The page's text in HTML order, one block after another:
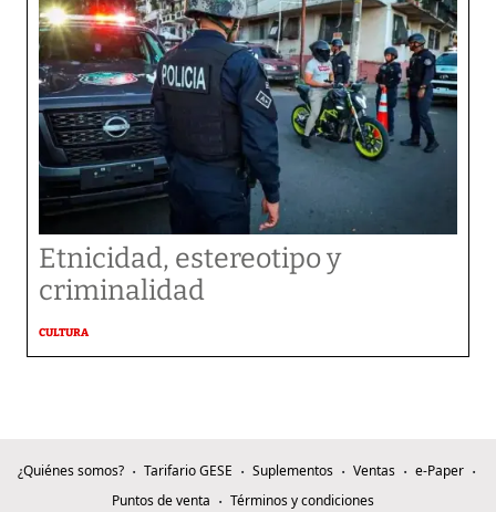
Etnicidad, estereotipo y
criminalidad
CULTURA
¿Quiénes somos? Tarifario GESE Suplementos Ventas
e-Paper
Puntos de venta
Términos y condiciones